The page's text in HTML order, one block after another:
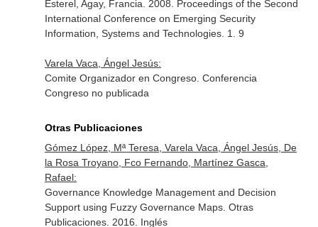
Esterel, Agay, Francia. 2008. Proceedings of the Second
International Conference on Emerging Security
Information, Systems and Technologies. 1. 9
Varela Vaca, Ángel Jesús:
Comite Organizador en Congreso. Conferencia
Congreso no publicada
Otras Publicaciones
Gómez López, Mª Teresa, Varela Vaca, Ángel Jesús, De
la Rosa Troyano, Fco Fernando, Martínez Gasca,
Rafael:
Governance Knowledge Management and Decision
Support using Fuzzy Governance Maps. Otras
Publicaciones. 2016. Inglés